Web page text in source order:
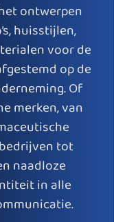
ontwerpen
huisstijlen,
voor de
op de
Of
merken, van
tot
naadloze
in alle